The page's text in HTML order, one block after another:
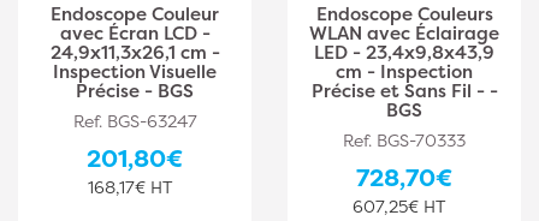
Endoscope Couleur
avec Écran LCD -
24,9x11,3x26,1 cm -
Inspection Visuelle
Précise - BGS
Ref. BGS-63247
201,80€
168,17€ HT
Endoscope Couleurs
WLAN avec Éclairage
LED - 23,4x9,8x43,9
cm - Inspection
Précise et Sans Fil - -
BGS
Ref. BGS-70333
728,70€
607,25€ HT